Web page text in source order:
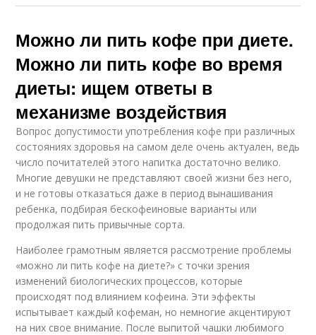
Можно ли пить кофе при диете.
Можно ли пить кофе во время
диеты: ищем ответы в
механизме воздействия
Вопрос допустимости употребления кофе при различных
состояниях здоровья на самом деле очень актуален, ведь
число почитателей этого напитка достаточно велико.
Многие девушки не представляют своей жизни без него,
и не готовы отказаться даже в период вынашивания
ребенка, подбирая бескофеиновые варианты или
продолжая пить привычные сорта.
Наиболее грамотным является рассмотрение проблемы
«можно ли пить кофе на диете?» с точки зрения
изменений биологических процессов, которые
происходят под влиянием кофеина. Эти эффекты
испытывает каждый кофеман, но немногие акцентируют
на них свое внимание. После выпитой чашки любимого